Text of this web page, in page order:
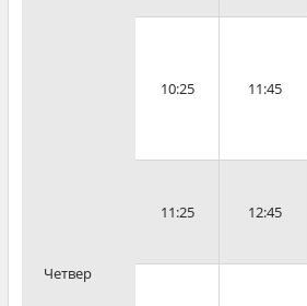
Четвер
10:25 11:45
11:25 12:45